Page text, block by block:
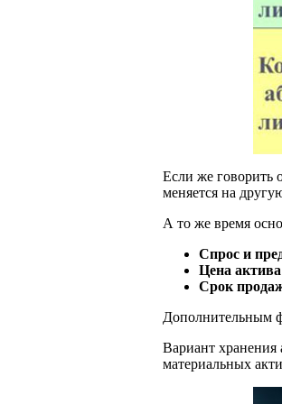
Если же говорить
меняется на
А то же время
Спрос и
Цена актива
Срок
Дополнительным
Вариант хранения
материальных